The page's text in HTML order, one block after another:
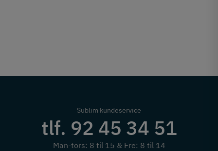
Sublim kundeservice
tlf. 92 45 34 51
Man-tors: 8 til 15 & Fre: 8 til 14